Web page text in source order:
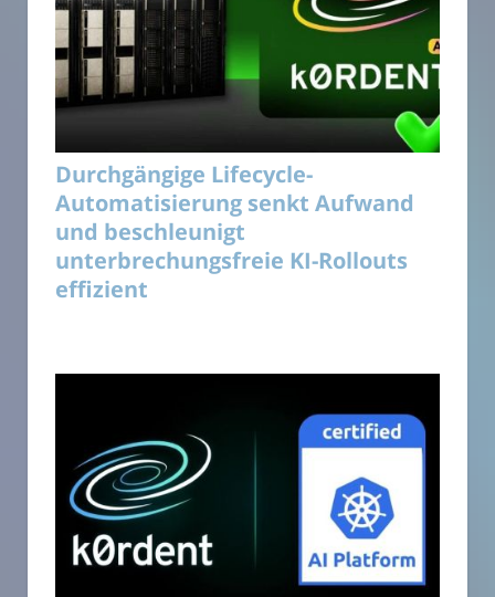
Durchgängige Lifecycle-
Automatisierung senkt Aufwand
und beschleunigt
unterbrechungsfreie KI-Rollouts
effizient